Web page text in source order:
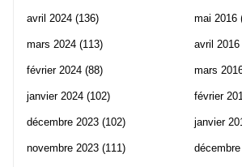
avril 2024 (136)
mars 2024 (113)
février 2024 (88)
janvier 2024 (102)
décembre 2023 (102)
novembre 2023 (111)
mai 2016
avril 2016
mars
février
janvier